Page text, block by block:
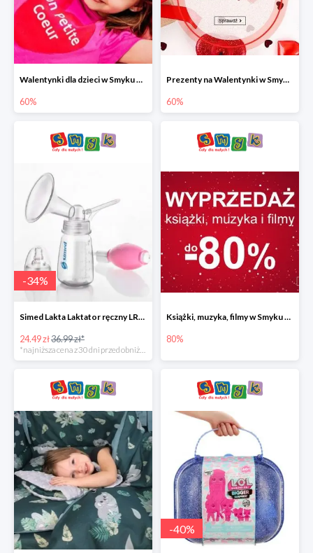
Walentynki dla dzieci w Smyku do -60%
60%
Prezenty na Walentynki w Smyku do -60%
60%
-34%
Simed Lakta Laktator ręczny LR-8 -34%
24.49 zł36.99 zł*
*najniższa cena z 30 dni przed obniżką
Książki, muzyka, filmy w Smyku do -80%
80%
-40%